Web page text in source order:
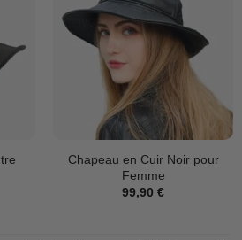
Chapeau en Cuir Noir pour
Femme
99,90 €